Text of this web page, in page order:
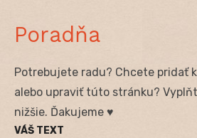
Poradňa
Potrebujete radu? Chcete pridať
alebo upraviť túto stránku?
nižšie. Ďakujeme ♥
VÁŠ TEXT